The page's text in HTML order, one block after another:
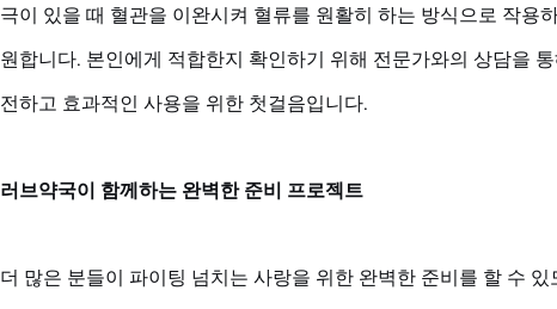
극이 있을 때 혈관을 이완시켜 혈류를 원활히 하는 방식으로 작용
원합니다. 본인에게 적합한지 확인하기 위해 전문가와의 상담을
전하고 효과적인 사용을 위한 첫걸음입니다.
러브약국이 함께하는 완벽한 준비 프로젝트
더 많은 분들이 파이팅 넘치는 사랑을 위한 완벽한 준비를 할 수 있